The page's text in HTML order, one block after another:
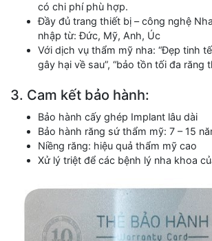
có chi phí phù hợp.
Đầy đủ trang thiết bị – công nghệ
nhập từ: Đức, Mỹ, Anh, Úc
Với dịch vụ thẩm mỹ nha: “Đẹp tinh
gây hại về sau”, “bảo tồn tối đa răng
3. Cam kết bảo hành:
Bảo hành cấy ghép Implant lâu dài
Bảo hành răng sứ thẩm mỹ: 7 – 15
Niềng răng: hiệu quả thẩm mỹ cao
Xử lý triệt để các bệnh lý nha khoa